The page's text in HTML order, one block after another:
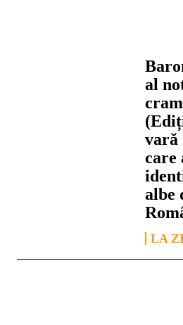
al
vară
care
albe
LA